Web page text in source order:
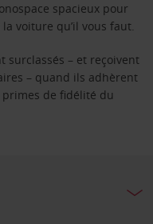
spacieux pour
voiture qu’il vous faut.
surclassés – et reçoivent
– quand ils adhèrent
de fidélité du